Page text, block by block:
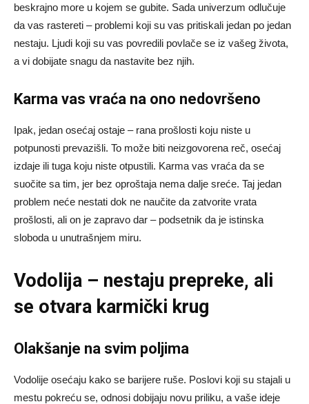
beskrajno more u kojem se gubite. Sada univerzum odlučuje
da vas rastereti – problemi koji su vas pritiskali jedan po jedan
nestaju. Ljudi koji su vas povredili povlače se iz vašeg života,
a vi dobijate snagu da nastavite bez njih.
Karma vas vraća na ono nedovršeno
Ipak, jedan osećaj ostaje – rana prošlosti koju niste u
potpunosti prevazišli. To može biti neizgovorena reč, osećaj
izdaje ili tuga koju niste otpustili. Karma vas vraća da se
suočite sa tim, jer bez oproštaja nema dalje sreće. Taj jedan
problem neće nestati dok ne naučite da zatvorite vrata
prošlosti, ali on je zapravo dar – podsetnik da je istinska
sloboda u unutrašnjem miru.
Vodolija – nestaju prepreke, ali
se otvara karmički krug
Olakšanje na svim poljima
Vodolije osećaju kako se barijere ruše. Poslovi koji su stajali u
mestu pokreću se, odnosi dobijaju novu priliku, a vaše ideje